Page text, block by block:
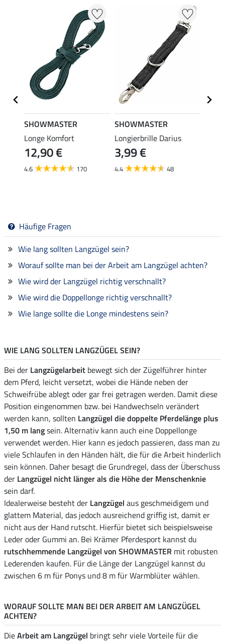
SHOWMASTER
Longe Komfort
12,90 €
4.6 170
SHOWMASTER
Longierbrille Darius
3,99 €
4.4 48
Häufige Fragen
Wie lang sollten Langzügel sein?
Worauf sollte man bei der Arbeit am Langzügel achten?
Wie wird der Langzügel richtig verschnallt?
Wie wird die Doppellonge richtig verschnallt?
Wie lange sollte die Longe mindestens sein?
WIE LANG SOLLTEN LANGZÜGEL SEIN?
Bei der Langzügelarbeit bewegt sich der Zügelführer hinter
dem Pferd, leicht versetzt, wobei die Hände neben der
Schweifrübe ablegt oder gar frei getragen werden. Damit diese
Position eingenommen bzw. bei Handwechseln verändert
werden kann, sollten Langzügel die doppelte Pferdelänge plus
1,50 m langsein. Alternativ kann auch eine Doppellonge
verwendet werden. Hier kann es jedoch passieren, dass man zu
viele Schlaufen in den Händen hält, die für die Arbeit hinderlich
sein können. Daher besagt die Grundregel, dass der Überschuss
der Langzügel nicht länger als die Höhe der Menschenknie
sein darf.
Idealerweise besteht der Langzügel aus geschmeidigem und
glattem Material, das jedoch ausreichend griffig ist, damit er
nicht aus der Hand rutscht. Hierfür bietet sich beispielsweise
Leder oder Gummi an. Bei Krämer Pferdesport kannst du
rutschhemmende Langzügel von SHOWMASTER mit robusten
Lederenden kaufen. Für die Länge der Langzügel kannst du
zwischen 6 m für Ponys und 8 m für Warmblüter wählen.
WORAUF SOLLTE MAN BEI DER ARBEIT AM LANGZÜGEL
ACHTEN?
DieArbeit am Langzügel bringt sehr viele Vorteile für die